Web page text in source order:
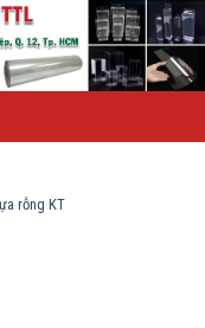
rỗng KT